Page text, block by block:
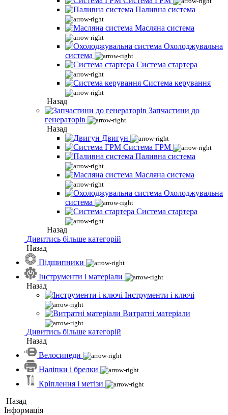
Паливна система
Масляна система
Охолоджувальна
система
Система стартера
Система керування
Назад
Запчастини до
генераторів
Назад
Двигун
Система ГРМ
Паливна система
Масляна система
Охолоджувальна
система
Система стартера
Назад
Дивитись більше категорій
Назад
Підшипники
Інструменти і матеріали
Назад
Інструменти і ключі
Витратні матеріали
Дивитись більше категорій
Назад
Велосипеди
Наліпки і брелки
Кріплення і метізи
Назад
Інформація